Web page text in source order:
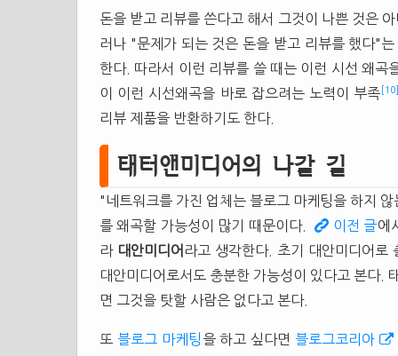
돈을 받고 리뷰를 쓴다고 해서 그것이 나쁜 것은
러나 "문제가 되는 것은 돈을 받고 리뷰를 했다"
한다. 따라서 이런 리뷰를 쓸 때는 이런 시선 왜곡
이 이런 시선왜곡을 바로 잡으려는 노력이 부족
리뷰 제품을 반환하기도 한다.
태터앤미디어의 나갈 길
"네트워크를 가진 업체는 블로그 마케팅을 하지
를 왜곡할 가능성이 많기 때문이다.
이전 글에
라 대안미디어 라고 생각한다. 초기 대안미디어로
대안미디어로서도 충분한 가능성이 있다고 본다.
면 그것을 탓할 사람은 없다고 본다.
또 블로그 마케팅 을 하고 싶다면 블로그코리아